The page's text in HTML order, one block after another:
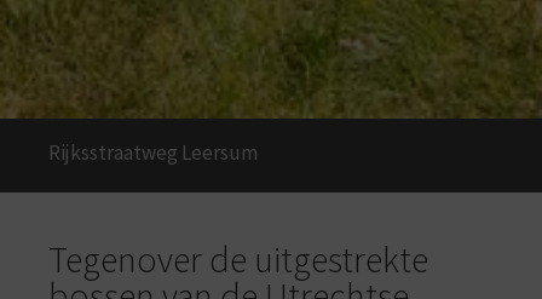
Rijksstraatweg Leersum
Tegenover de uitgestrekte